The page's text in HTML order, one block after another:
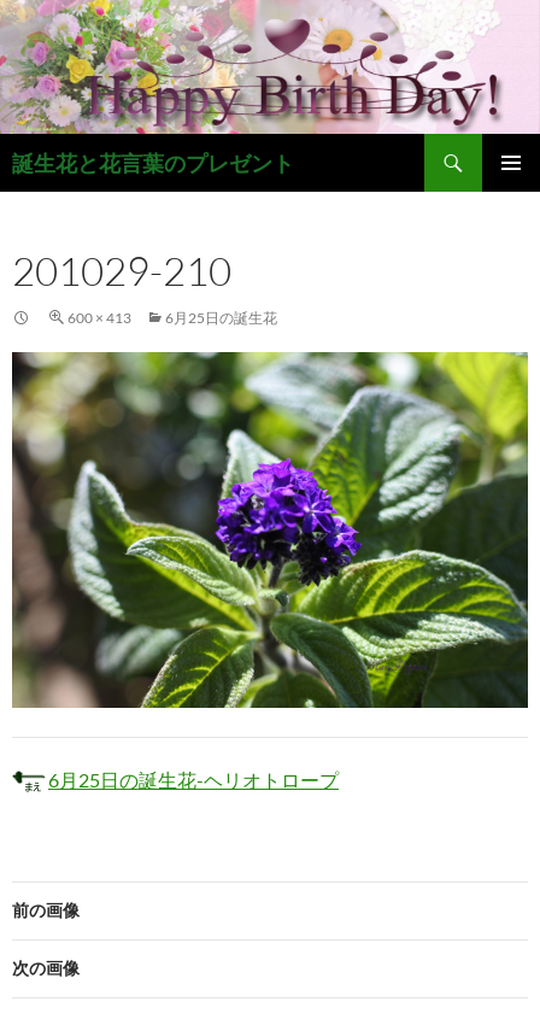
コ
ン
テ
ン
ツ
へ
ス
プ
誕生花と花言葉のプレゼント
検
索
201029-210
600 × 413 6月25日の誕生花
6月25日の誕生花-ヘリオトロープ
前の画像
次の画像